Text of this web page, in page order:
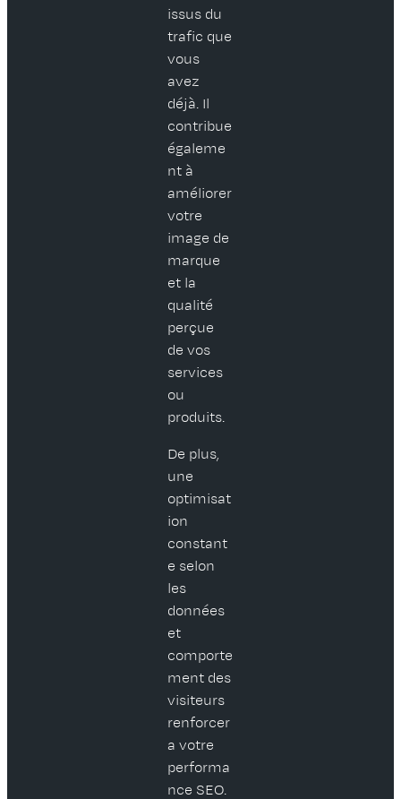
issus du
trafic que
vous
avez
déjà. Il
contribue
égaleme
nt à
améliorer
votre
image de
marque
et la
qualité
perçue
de vos
services
ou
produits.
De plus,
une
optimisat
ion
constant
e selon
les
données
et
comporte
ment des
visiteurs
renforcer
a votre
performa
nce SEO.